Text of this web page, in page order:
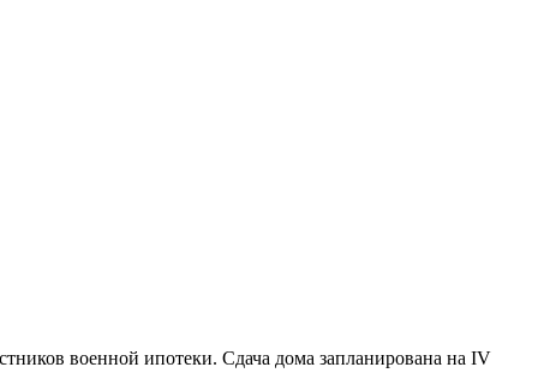
военной ипотеки. Сдача дома запланирована на IV